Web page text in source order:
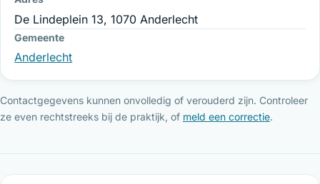
De Lindeplein 13, 1070 Anderlecht
Gemeente
Anderlecht
Contactgegevens kunnen onvolledig of verouderd zijn. Controleer
ze even rechtstreeks bij de praktijk, of meld een correctie.